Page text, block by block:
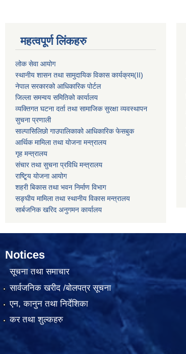
महत्वपूर्ण लिंकहरु
लोक सेवा आयोग
स्थानीय शासन तथा सामुदायिक विकास कार्यक्रम(II)
नेपाल सरकारको आधिकारिक पोर्टल
जिल्ला समन्वय समितिको कार्यालय
व्यक्तिगत घटना दर्ता तथा सामाजिक सुरक्षा व्यवस्थापन
सुचना प्रणाली
साल्पासिलिछो गाउपालिकाको आधिकारिक फेसबुक
आर्थिक मामिला तथा योजना मन्त्रालय
गृह मन्त्रालय
संचार तथा सुचना प्रविधि मन्त्रालय
राष्टि्ृय योजना आयोग
शहरी बिकास तथा भवन निर्माण विभाग
सङ्घीय मामिला तथा स्थानीय विकास मन्त्रालय
सार्बजनिक खरिद अनुगमन कार्यालय
Notices
सूचना तथा समाचार
सार्वजनिक खरीद /बोलपत्र सूचना
एन, कानुन तथा निर्देशिका
कर तथा शुल्कहरु